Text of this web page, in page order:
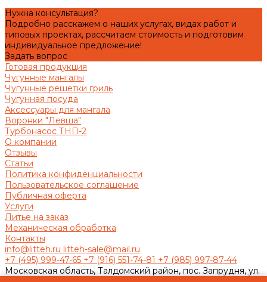
Нужна консультация?
Подробно расскажем о наших услугах, видах работ и
типовых проектах, рассчитаем стоимость и подготовим
индивидуальное предложение!
Задать вопрос
Готовая продукция
Чугунные мангалы
Чугунные решетки гриль
Чугунная посуда
Аксессуары для мангала
Воронки "Левша"
Турбонасос ТНП-2
О компании
Отзывы
Статьи
Политика конфиденциальности
Пользовательское соглашение
Публичная оферта
Услуги
Литье на заказ
Механическая обработка
Контакты
info@litteh.ru litteh-sale@mail.ru
+7 (495) 999-47-65 +7 (916) 551-74-81 +7 (985) 997-87-44
Московская область, Талдомский район, пос. Запрудня, ул.